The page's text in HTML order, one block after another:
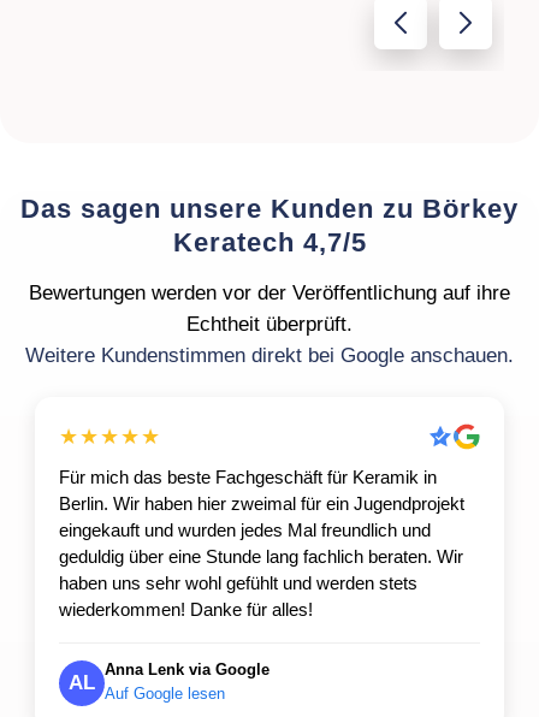
Das sagen unsere Kunden zu Börkey
Keratech 4,7/5
Bewertungen werden vor der Veröffentlichung auf ihre
Echtheit überprüft.
Weitere Kundenstimmen direkt bei Google anschauen.
★★★★★
Für mich das beste Fachgeschäft für Keramik in
Berlin. Wir haben hier zweimal für ein Jugendprojekt
eingekauft und wurden jedes Mal freundlich und
geduldig über eine Stunde lang fachlich beraten. Wir
haben uns sehr wohl gefühlt und werden stets
wiederkommen! Danke für alles!
AL
Anna Lenk via Google
Auf Google lesen